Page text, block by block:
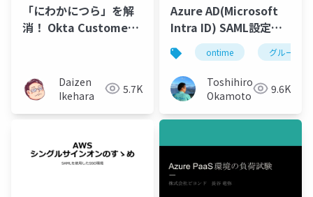
「にわかにつら」を解
消！ Okta Customer
を用いた 認証機能の実
装
Daizen
Ikehara
5.7K
Azure AD(Microsoft
Intra ID) SAML設定マ
ニュアルontime グループ
Toshihiro
Okamoto
9.6K